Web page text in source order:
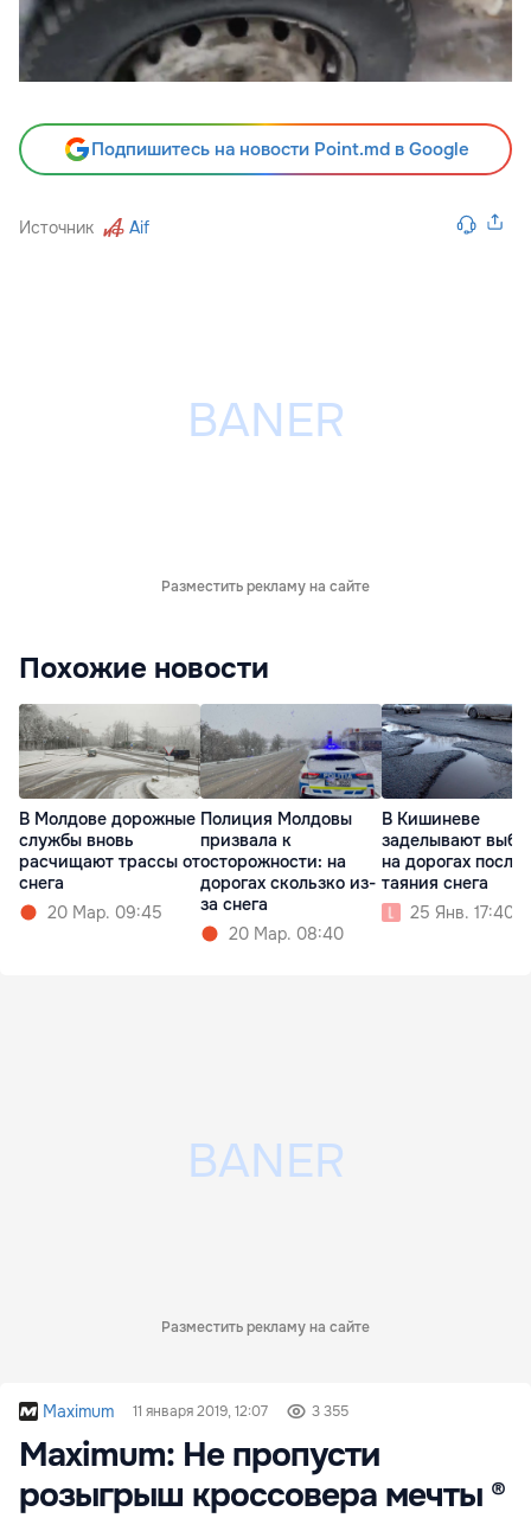
Подпишитесь на новости Point.md в Google
Источник Aif
Разместить рекламу на сайте
Похожие новости
В Молдове дорожные
службы вновь
расчищают трассы от
снега
20 Мар. 09:45
Полиция Молдовы
призвала к
осторожности: на
дорогах скользко из-
за снега
20 Мар. 08:40
В Кишиневе
заделывают
на дорогах после
таяния снега
25 Янв. 17:40
Разместить рекламу на сайте
Maximum 11 января 2019, 12:07 3 355
Maximum: Не пропусти
розыгрыш кроссовера мечты ®